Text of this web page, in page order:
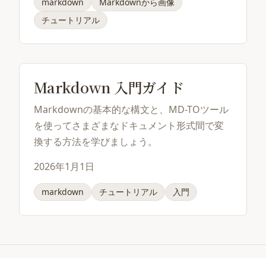
チュートリアル
Markdown 入門ガイド
Markdownの基本的な構文と、MD-TOツール
を使ってさまざまなドキュメント形式間で変
換する方法を学びましょう。
2026年1月1日
markdown チュートリアル 入門